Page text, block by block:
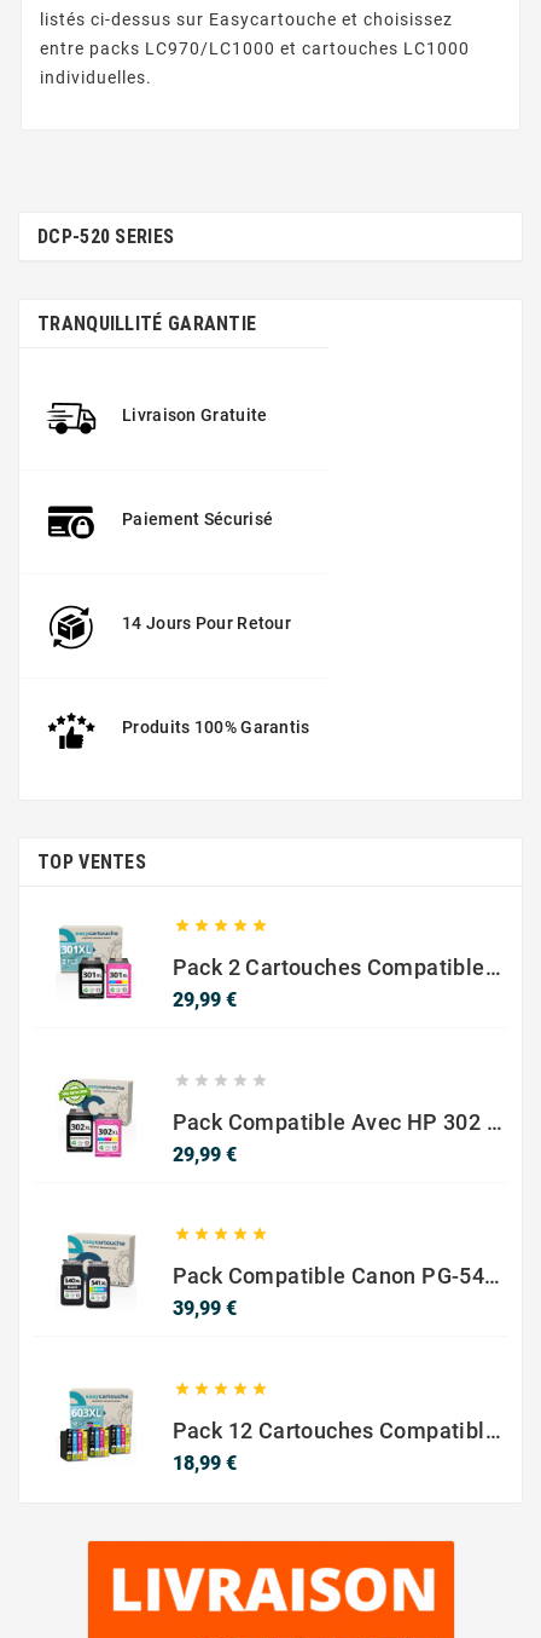
listés ci-dessus sur Easycartouche et choisissez
entre packs LC970/LC1000 et cartouches LC1000
individuelles.
DCP-520 SERIES
TRANQUILLITÉ GARANTIE
Livraison Gratuite
Paiement Sécurisé
14 Jours Pour Retour
Produits 100% Garantis
TOP VENTES
    
Pack 2 Cartouches Compatible Avec HP 301 XL Noir Et Couleur
29,99 €Prix
    
Pack Compatible Avec HP 302 XL Noir Et Couleur - SANS NIVEAU ENCRE
29,99 €Prix
    
Pack Compatible Canon PG-540 XL / CL-541 XL – Noir & Couleur – Haute Capacité
39,99 €Prix
    
Pack 12 Cartouches Compatible EPSON 603XL
18,99 €Prix